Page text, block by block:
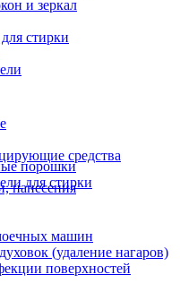
и зеркал
стирки
порошки
для стирки
средства
нанесения
машин
(удаление нагаров)
поверхностей